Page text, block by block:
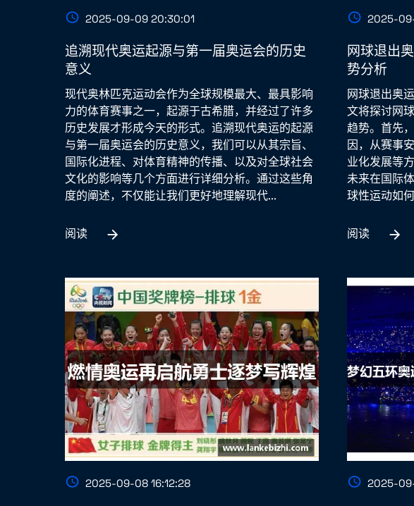
2025-09-09 20:30:01
追溯现代奥运起源与第一届奥运会的历史
意义
现代奥林匹克运动会作为全球规模最大、最具影响
力的体育赛事之一，起源于古希腊，并经过了许多
历史发展才形成今天的形式。追溯现代奥运的起源
与第一届奥运会的历史意义，我们可以从其宗旨、
国际化进程、对体育精神的传播、以及对全球社会
文化的影响等几个方面进行详细分析。通过这些角
度的阐述，不仅能让我们更好地理解现代...
阅读
2025-
网球退出
势分析
网球退出奥
文将探讨网
趋势。首先
因，从赛事
业化发展等
未来在国际
球性运动如
阅读
2025-09-08 16:12:28 2025-